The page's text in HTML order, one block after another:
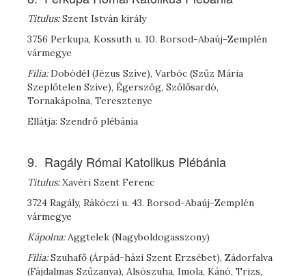
Titulus:Szent István király
3756 Perkupa, Kossuth u. 10. Borsod-Abaúj-Zemplén
vármegye
Filia:Dobódél (Jézus Szíve), Varbóc (Szűz Mária
Szeplőtelen Szíve), Égerszög, Szőlősardó,
Tornakápolna, Teresztenye
Ellátja: Szendrő plébánia
9. Ragály Római Katolikus Plébánia
Titulus:Xavéri Szent Ferenc
3724 Ragály, Rákóczi u. 43. Borsod-Abaúj-Zemplén
vármegye
Kápolna:Aggtelek (Nagyboldogasszony)
Filia:Szuhafő (Árpád-házi Szent Erzsébet), Zádorfalva
(Fájdalmas Szűzanya), Alsószuha, Imola, Kánó, Trizs,